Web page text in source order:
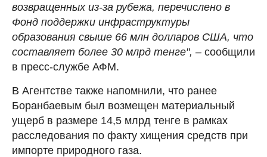
возвращенных из-за рубежа, перечислено в
Фонд поддержки инфраструктуры
образования свыше 66 млн долларов США, что
составляет более 30 млрд тенге", – сообщили
в пресс-службе АФМ.
В Агентстве также напомнили, что ранее
Боранбаевым был возмещен материальный
ущерб в размере 14,5 млрд тенге в рамках
расследования по факту хищения средств при
импорте природного газа.